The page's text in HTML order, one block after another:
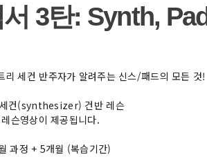
3탄: Synth, Pad
리 세컨 반주자가 알려주는 신스/패드의 모든 것!
컨(synthesizer) 건반 레슨
슨영상이 제공됩니다.
과정 + 5개월 (복습기간)